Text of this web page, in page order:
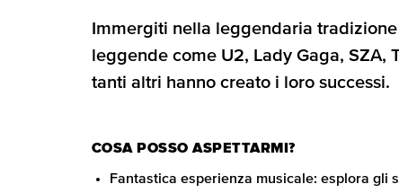
Immergiti nella leggendaria
leggende come U2, Lady Gaga, SZA,
tanti altri hanno creato i loro successi.
COSA POSSO ASPETTARMI?
Fantastica esperienza musicale: esplora gli